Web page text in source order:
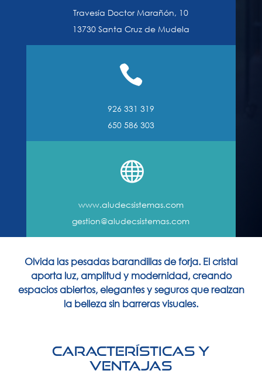
Travesía Doctor Marañón, 10
13730 Santa Cruz de Mudela

926 331 319
650 586 303

www.aludecsistemas.com
gestion@aludecsistemas.com
Olvida las pesadas barandillas de forja. El cristal
aporta luz, amplitud y modernidad, creando
espacios abiertos, elegantes y seguros que realzan
la belleza sin barreras visuales.
características y
ventajas